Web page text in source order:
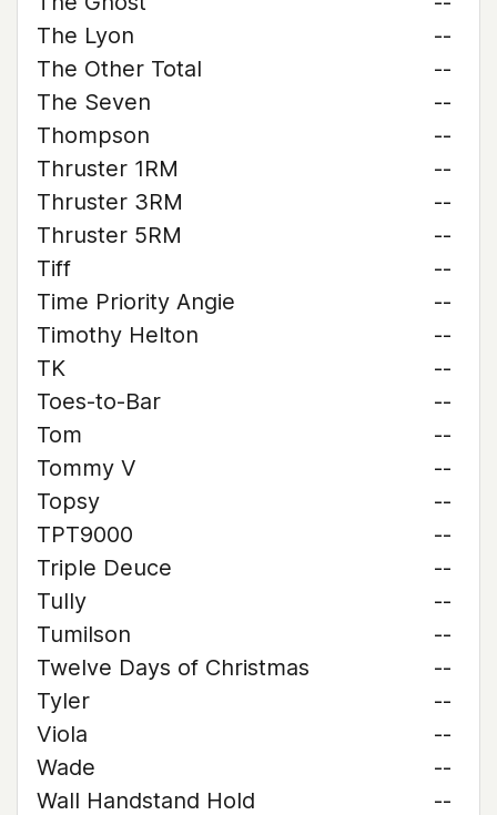
The Lyon
--
The Other Total
--
The Seven
--
Thompson
--
Thruster 1RM
--
Thruster 3RM
--
Thruster 5RM
--
Tiff
--
Time Priority Angie
--
Timothy Helton
--
TK
--
Toes-to-Bar
--
Tom
--
Tommy V
--
Topsy
--
TPT9000
--
Triple Deuce
--
Tully
--
Tumilson
--
Twelve Days of Christmas
--
Tyler
--
Viola
--
Wade
--
Wall Handstand Hold
--